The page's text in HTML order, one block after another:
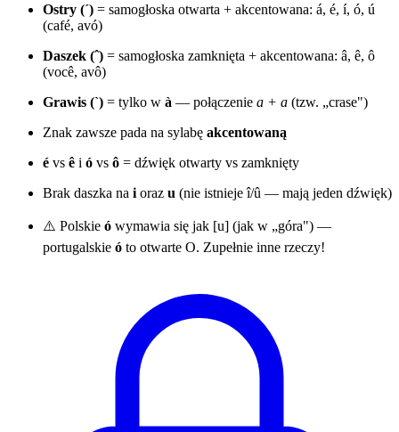
Ostry (´) = samogłoska otwarta + akcentowana: á, é, í, ó, ú
(café, avó)
Daszek (ˆ) = samogłoska zamknięta + akcentowana: â, ê, ô
(você, avô)
Grawis (`) = tylko w à — połączenie a + a (tzw. „crase")
Znak zawsze pada na sylabę akcentowaną
é vs ê i ó vs ô = dźwięk otwarty vs zamknięty
Brak daszka na i oraz u (nie istnieje î/û — mają jeden dźwięk)
⚠️ Polskie ó wymawia się jak [u] (jak w „góra") —
portugalskie ó to otwarte O. Zupełnie inne rzeczy!